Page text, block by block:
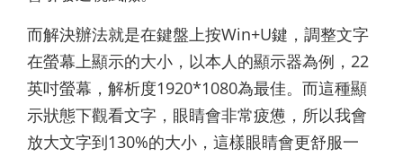
而解決辦法就是在鍵盤上按Win+U鍵，調整文字
在螢幕上顯示的大小，以本人的顯示器為例，22
英吋螢幕，解析度1920*1080為最佳。而這種顯
示狀態下觀看文字，眼睛會非常疲憊，所以我會
放大文字到130%的大小，這樣眼睛會更舒服一